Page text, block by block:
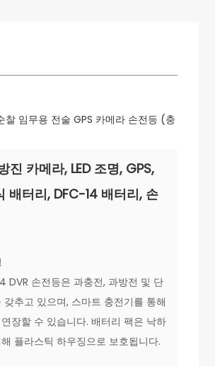
진 카메라, LED 조명, GPS,
배터리, DFC-14 배터리, 손
DVR 손전등은 과충전, 과방전 및 단
갖추고 있으며, 스마트 충전기를 통해
장할 수 있습니다. 배터리 팩은 낙하
플라스틱 하우징으로 보호됩니다.